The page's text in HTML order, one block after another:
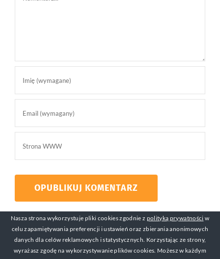
Nasza strona wykorzystuje pliki cookies zgodnie z polityką prywatności w
celu zapamiętywania preferencji i ustawień oraz zbierania anonimowych
danych dla celów reklamowych i statystycznych. Korzystając ze strony,
wyrażasz zgodę na wykorzystywanie plików cookies. Możesz w każdym